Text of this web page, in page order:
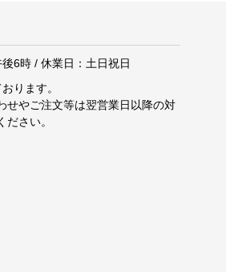
6時 / 休業日：土日祝日
ります。
せやご注文等は翌営業日以降の対
さい。